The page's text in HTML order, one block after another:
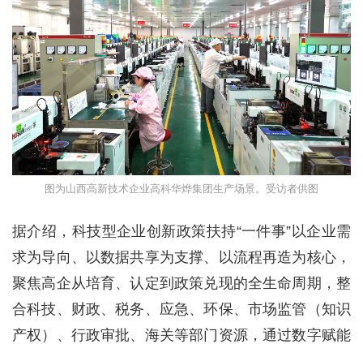
图为山西高新技术企业高科华烨集团生产场景。受访者供图
据介绍，科技型企业创新政策扶持“一件事”以企业需
求为导向、以数据共享为支撑、以流程再造为核心，
聚焦高企从培育、认定到政策兑现的全生命周期，整
合科技、财政、税务、应急、环保、市场监管（知识
产权）、行政审批、海关等部门资源，通过数字赋能